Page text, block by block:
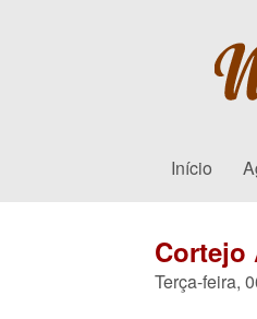
Início
Cortejo
Terça-feira,